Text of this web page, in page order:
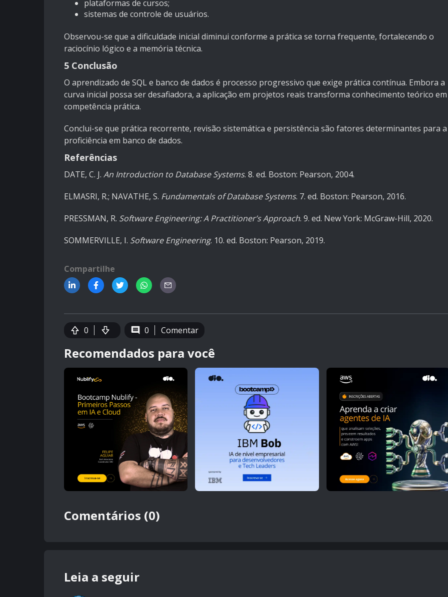
plataformas de cursos;
sistemas de controle de usuários.
Observou-se que a dificuldade inicial diminui conforme a prática se torna frequente, fortalecendo o
raciocínio lógico e a memória técnica.
5 Conclusão
O aprendizado de SQL e banco de dados é processo progressivo que exige prática contínua. Embora a
curva inicial possa ser desafiadora, a aplicação em projetos reais transforma conhecimento teórico em
competência prática.
Conclui-se que prática recorrente, revisão sistemática e persistência são fatores determinantes para a
proficiência em banco de dados.
Referências
DATE, C. J. An Introduction to Database Systems. 8. ed. Boston: Pearson, 2004.
ELMASRI, R.; NAVATHE, S. Fundamentals of Database Systems. 7. ed. Boston: Pearson, 2016.
PRESSMAN, R. Software Engineering: A Practitioner’s Approach. 9. ed. New York: McGraw-Hill, 2020.
SOMMERVILLE, I. Software Engineering. 10. ed. Boston: Pearson, 2019.
Compartilhe
0 0 Comentar
Recomendados para você
Comentários (0)
Leia a seguir